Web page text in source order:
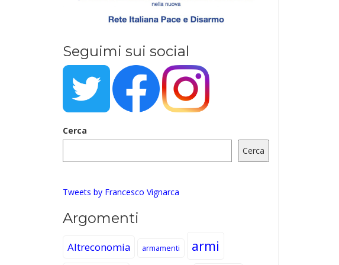
Seguimi sui social
Cerca
Cerca
Tweets by Francesco Vignarca
Argomenti
Altreconomia armamenti armi